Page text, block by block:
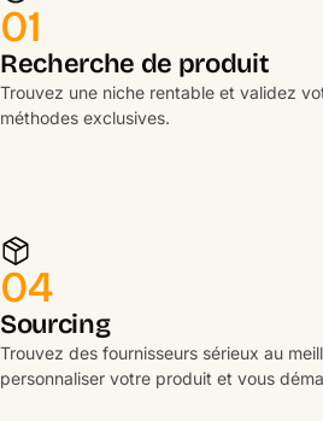
01
Recherche de produit
Trouvez une niche rentable et validez
méthodes exclusives.
04
Sourcing
Trouvez des fournisseurs sérieux au
personnaliser votre produit et vous